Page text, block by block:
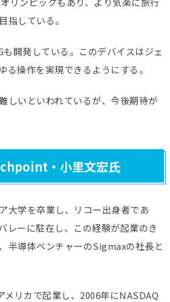
指している。
開発している。このデバイスはジェ
る操作を実現できるようにする。
しいといわれているが、今後期待が
・小里文宏氏
大学を卒業し、リコー出身者であ
レーに駐在し、この経験が起業のき
半導体ベンチャーのSigmaxの社長と
リカで起業し、2006年にNASDAQ